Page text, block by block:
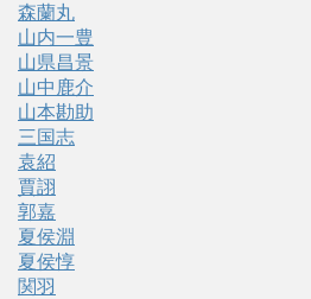
森蘭丸
山内一豊
山県昌景
山中鹿介
山本勘助
三国志
袁紹
賈詡
郭嘉
夏侯淵
夏侯惇
関羽